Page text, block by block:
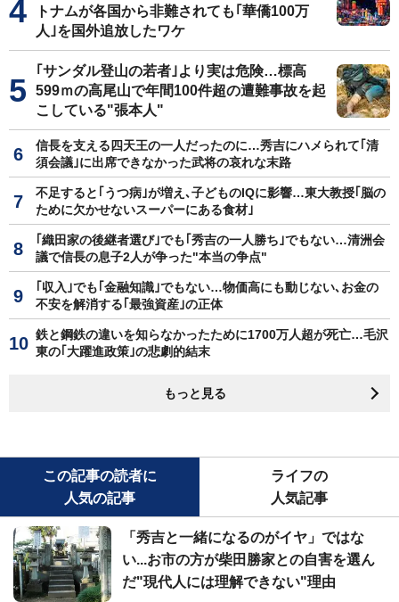
トナムが各国から非難されても｢華僑100万
人｣を国外追放したワケ
｢サンダル登山の若者｣より実は危険…標高
599ｍの高尾山で年間100件超の遭難事故を起
こしている"張本人"
信長を支える四天王の一人だったのに…秀吉にハメられて｢清
須会議｣に出席できなかった武将の哀れな末路
不足すると｢うつ病｣が増え､子どものIQに影響…東大教授｢脳の
ために欠かせないスーパーにある食材｣
｢織田家の後継者選び｣でも｢秀吉の一人勝ち｣でもない…清洲会
議で信長の息子2人が争った"本当の争点"
｢収入｣でも｢金融知識｣でもない…物価高にも動じない､お金の
不安を解消する｢最強資産｣の正体
鉄と鋼鉄の違いを知らなかったために1700万人超が死亡…毛沢
東の｢大躍進政策｣の悲劇的結末
もっと見る
この記事の読者に
人気の記事
ライフの
人気記事
「秀吉と一緒になるのがイヤ」ではな
い...お市の方が柴田勝家との自害を選ん
だ"現代人には理解できない"理由